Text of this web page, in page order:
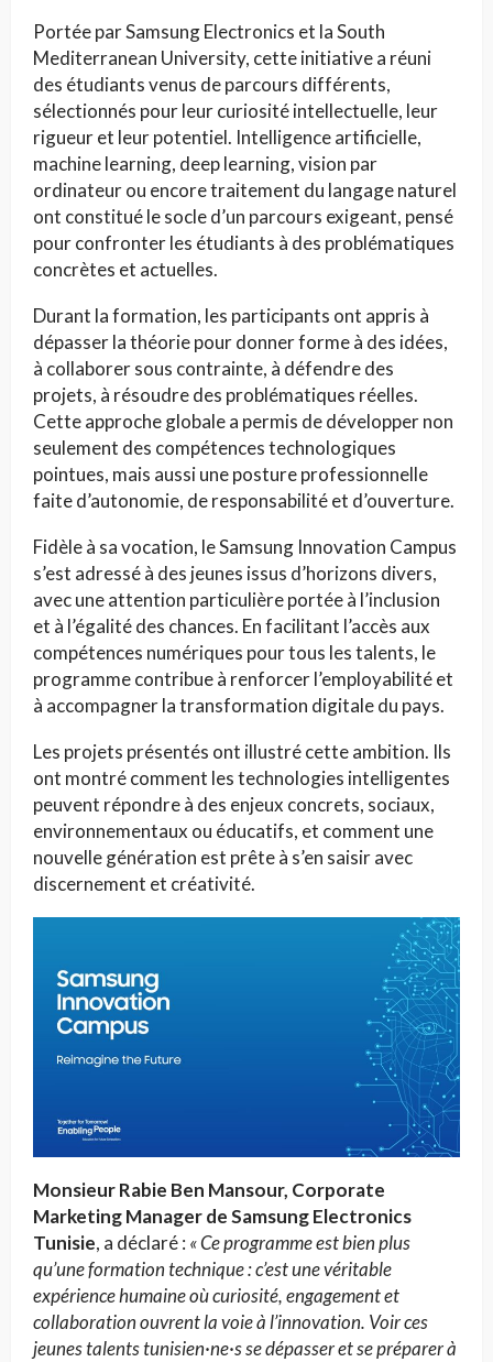
Portée par Samsung Electronics et la South
Mediterranean University, cette initiative a réuni
des étudiants venus de parcours différents,
sélectionnés pour leur curiosité intellectuelle, leur
rigueur et leur potentiel. Intelligence artificielle,
machine learning, deep learning, vision par
ordinateur ou encore traitement du langage naturel
ont constitué le socle d’un parcours exigeant, pensé
pour confronter les étudiants à des problématiques
concrètes et actuelles.
Durant la formation, les participants ont appris à
dépasser la théorie pour donner forme à des idées,
à collaborer sous contrainte, à défendre des
projets, à résoudre des problématiques réelles.
Cette approche globale a permis de développer non
seulement des compétences technologiques
pointues, mais aussi une posture professionnelle
faite d’autonomie, de responsabilité et d’ouverture.
Fidèle à sa vocation, le Samsung Innovation Campus
s’est adressé à des jeunes issus d’horizons divers,
avec une attention particulière portée à l’inclusion
et à l’égalité des chances. En facilitant l’accès aux
compétences numériques pour tous les talents, le
programme contribue à renforcer l’employabilité et
à accompagner la transformation digitale du pays.
Les projets présentés ont illustré cette ambition. Ils
ont montré comment les technologies intelligentes
peuvent répondre à des enjeux concrets, sociaux,
environnementaux ou éducatifs, et comment une
nouvelle génération est prête à s’en saisir avec
discernement et créativité.
Monsieur Rabie Ben Mansour, Corporate
Marketing Manager de Samsung Electronics
Tunisie, a déclaré : « Ce programme est bien plus
qu’une formation technique : c’est une véritable
expérience humaine où curiosité, engagement et
collaboration ouvrent la voie à l’innovation. Voir ces
jeunes talents tunisien·ne·s se dépasser et se préparer à